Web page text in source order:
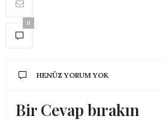
0
HENÜZ YORUM YOK
Bir Cevap bırakın